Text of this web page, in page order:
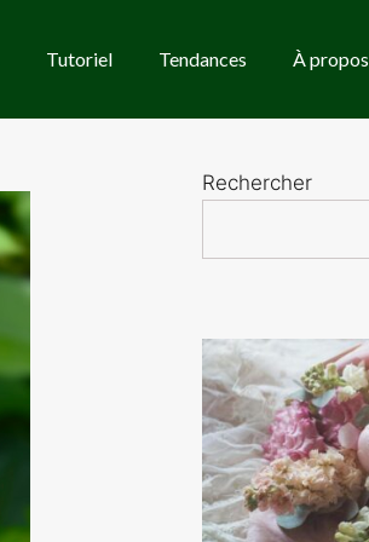
Tutoriel Tendances À propos
Rechercher